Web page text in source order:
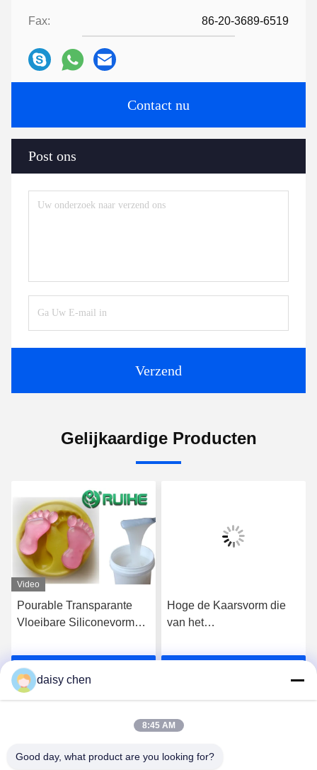
Fax: 86-20-3689-6519
Contact nu
Post ons
Verzend
Gelijkaardige Producten
Video
Pourable Transparante
Vloeibare Siliconevorm
het Gieten Precisie maken
Krijg Beste Prijs
Hoge de Kaarsvorm die
van het
Rubber/Doorzichtig
daisy chen
8:45 AM
Good day, what product are you looking for?